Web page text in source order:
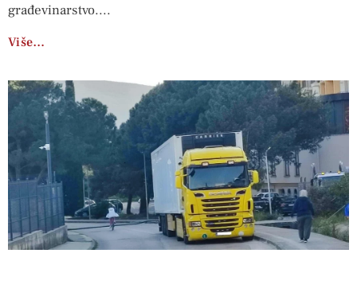
građevinarstvo.
Više…